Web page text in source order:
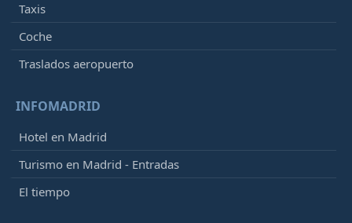
Taxis
Coche
Traslados aeropuerto
INFOMADRID
Hotel en Madrid
Turismo en Madrid - Entradas
El tiempo